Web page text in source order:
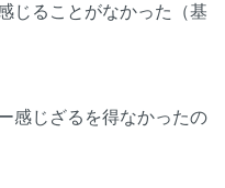
じることがなかった（基
感じざるを得なかったの